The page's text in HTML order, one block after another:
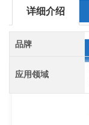
详细介绍
品牌
应用领域